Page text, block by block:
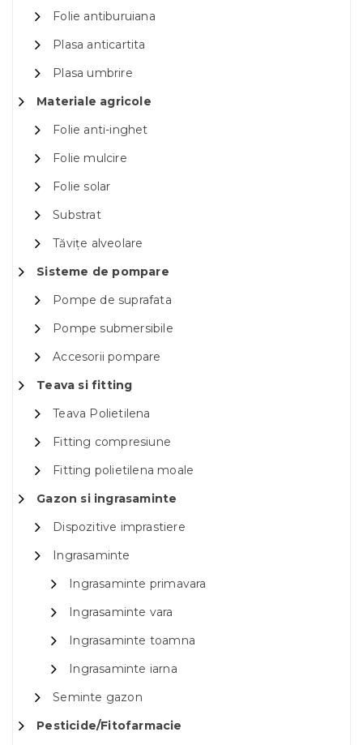
Folie antiburuiana
Plasa anticartita
Plasa umbrire
Materiale agricole
Folie anti-inghet
Folie mulcire
Folie solar
Substrat
Tăvițe alveolare
Sisteme de pompare
Pompe de suprafata
Pompe submersibile
Accesorii pompare
Teava si fitting
Teava Polietilena
Fitting compresiune
Fitting polietilena moale
Gazon si ingrasaminte
Dispozitive imprastiere
Ingrasaminte
Ingrasaminte primavara
Ingrasaminte vara
Ingrasaminte toamna
Ingrasaminte iarna
Seminte gazon
Pesticide/Fitofarmacie